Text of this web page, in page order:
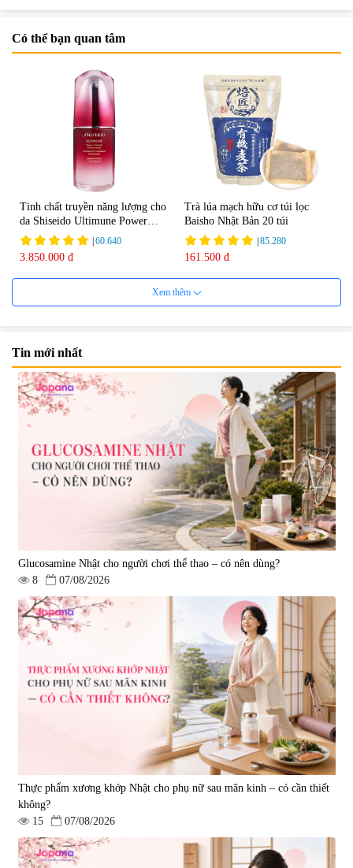
Có thể bạn quan tâm
Tinh chất truyền năng lượng cho
da Shiseido Ultimune Power
75ml
|60.640
3.850.000 đ
Trà lúa mạch hữu cơ túi lọc
Baisho Nhật Bản 20 túi
|85.280
161.500 đ
Viên uống bổ não Ribeto Shoji
|57.920
1.450.000 đ
Viên nang uống cải thiện thị lực,
trí nhớ DHA + EPA + Flaxseed
Oil 30 viên/gói - Date 02/2027
|52.346
225.000 đ
Tẩy tế bào chết Nichiei Bussan
Nano NMN+ Peeling Gel
| 0
1.490.000 đ
Viên uống hỗ trợ bền thành
mạch, ngừa tai biến Elastin Plus
& Nattokinase Hokoen 80 viên
0
980.000 đ
Viên uống bổ gan Ribeto Shoji
Hepaclean 60 viên
Viên uống hỗ trợ cải thiện thoát
vị đĩa đệm Kyoto Has 30 viên
Xem thêm
Tin mới nhất
Glucosamine Nhật cho người chơi thể thao – có nên dùng?
8
07/08/2026
Thực phẩm xương khớp Nhật cho phụ nữ sau mãn kinh – có cần thiết
không?
15
07/08/2026